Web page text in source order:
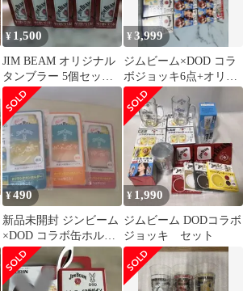
¥ 1,500
JIM BEAM オリジナル
タンブラー 5個セット
非売品 定量ポーラー
付き
¥3,999
ジムビーム×DOD コラ
ボジョッキ6点+オリジ
ナルジョッキ9点+他19
点セット
¥490
新品未開封 ジンビーム
×DOD コラボ缶ホルダ
ー3枚セット
¥ 1,990
ジムビーム DODコラボ
ジョッキ セット